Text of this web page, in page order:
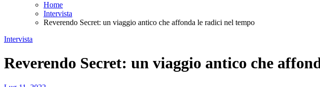
Home
Intervista
Reverendo Secret: un viaggio antico che affonda le radici nel tempo
Intervista
Reverendo Secret: un viaggio antico che